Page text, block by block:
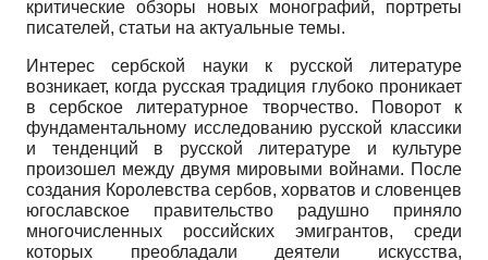
критические обзоры новых монографий, портреты
писателей, статьи на актуальные темы.
Интерес сербской науки к русской литературе
возникает, когда русская традиция глубоко проникает
в сербское литературное творчество. Поворот к
фундаментальному исследованию русской классики
и тенденций в русской литературе и культуре
произошел между двумя мировыми войнами. После
создания Королевства сербов, хорватов и словенцев
югославское правительство радушно приняло
многочисленных российских эмигрантов, среди
которых преобладали деятели искусства,